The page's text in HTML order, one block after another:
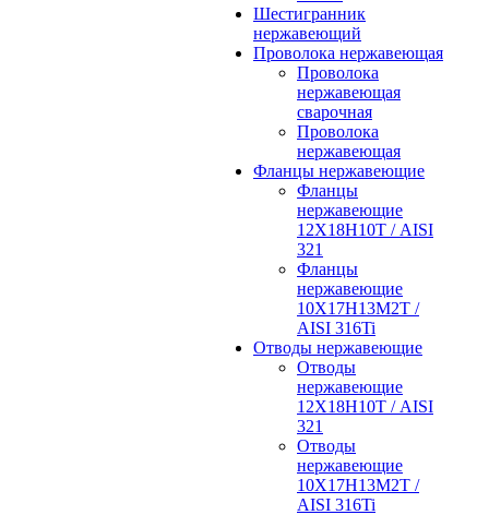
Шестигранник
нержавеющий
Проволока нержавеющая
Проволока
нержавеющая
сварочная
Проволока
нержавеющая
Фланцы нержавеющие
Фланцы
нержавеющие
12Х18Н10Т / AISI
321
Фланцы
нержавеющие
10Х17Н13М2Т /
AISI 316Ti
Отводы нержавеющие
Отводы
нержавеющие
12Х18Н10Т / AISI
321
Отводы
нержавеющие
10Х17Н13М2Т /
AISI 316Ti